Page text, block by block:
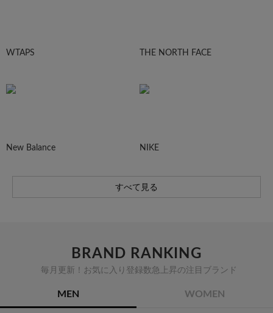
WTAPS THE NORTH FACE
New Balance NIKE
すべて見る
BRAND RANKING
毎月更新！お気に入り登録数急上昇の注目ブランド
MEN WOMEN